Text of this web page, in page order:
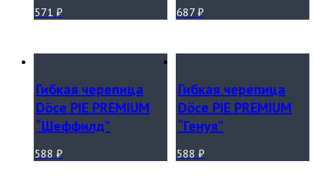
571 ₽ 687 ₽
Гибкая черепица
Döce PIE PREMIUM
“Шеффилд”
588 ₽
Гибкая черепица
Döce PIE PREMIUM
“Генуя”
588 ₽